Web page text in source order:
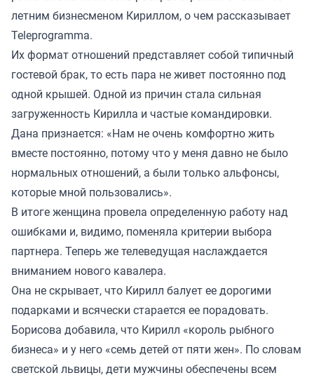
летним бизнесменом Кириллом, о чем рассказывает
Teleprogramma.
Их формат отношений представляет собой типичный
гостевой брак, то есть пара не живет постоянно под
одной крышей. Одной из причин стала сильная
загруженность Кирилла и частые командировки.
Дана признается: «Нам не очень комфортно жить
вместе постоянно, потому что у меня давно не было
нормальных отношений, а были только альфонсы,
которые мной пользовались».
В итоге женщина провела определенную работу над
ошибками и, видимо, поменяла критерии выбора
партнера. Теперь же телеведущая наслаждается
вниманием нового кавалера.
Она не скрывает, что Кирилл балует ее дорогими
подарками и всячески старается ее порадовать.
Борисова добавила, что Кирилл «король рыбного
бизнеса» и у него «семь детей от пяти жен». По словам
светской львицы, дети мужчины обеспечены всем